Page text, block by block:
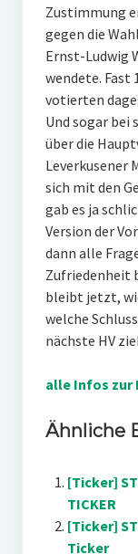
Zustimmung
gegen die
Ernst-Ludwig
wendete. Fast
votierten
Und sogar
über die
Leverkusener
sich mit den
gab es ja
Version der
dann alle
Zufriedenheit
bleibt jetzt,
welche
nächste HV
alle Infos zur
Ähnliche
[Ticker]
TICKER
[Ticker]
Ticker